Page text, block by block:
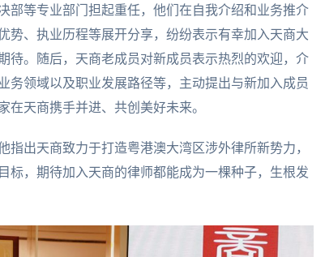
部等专业部门担起重任，他们在自我介绍和业务推介
势、执业历程等展开分享，纷纷表示有幸加入天商大
待。随后，天商老成员对新成员表示热烈的欢迎，介
务领域以及职业发展路径等，主动提出与新加入成员
天商携手并进、共创美好未来。
出天商致力于打造粤港澳大湾区涉外律所新势力，
标，期待加入天商的律师都能成为一棵种子，生根发